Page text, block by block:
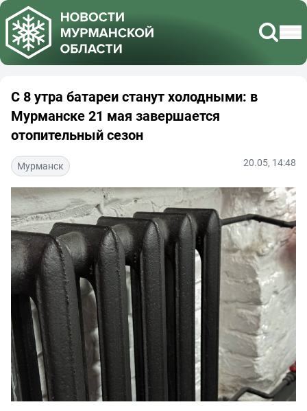
С 8 утра батареи станут холодными: в
Мурманске 21 мая завершается
отопительный сезон
Мурманск 20.05, 14:48